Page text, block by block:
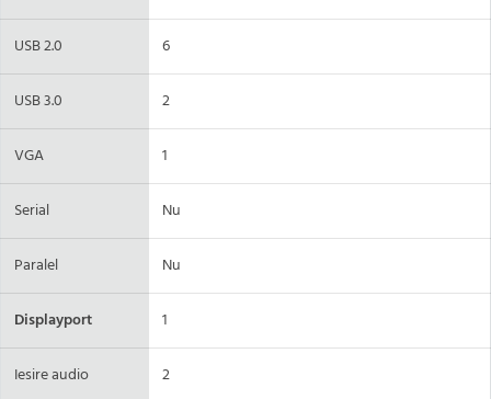
USB 2.0 6
USB 3.0 2
VGA 1
Serial Nu
Paralel Nu
Displayport 1
Iesire audio 2